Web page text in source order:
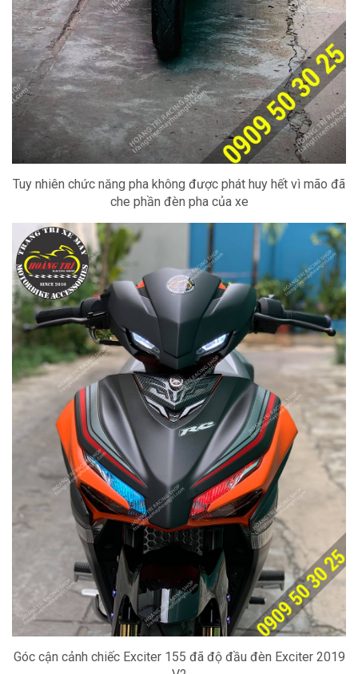
Tuy nhiên chức năng pha không được phát huy hết vì mão đã
che phần đèn pha của xe
Góc cận cảnh chiếc Exciter 155 đã độ đầu đèn Exciter 2019